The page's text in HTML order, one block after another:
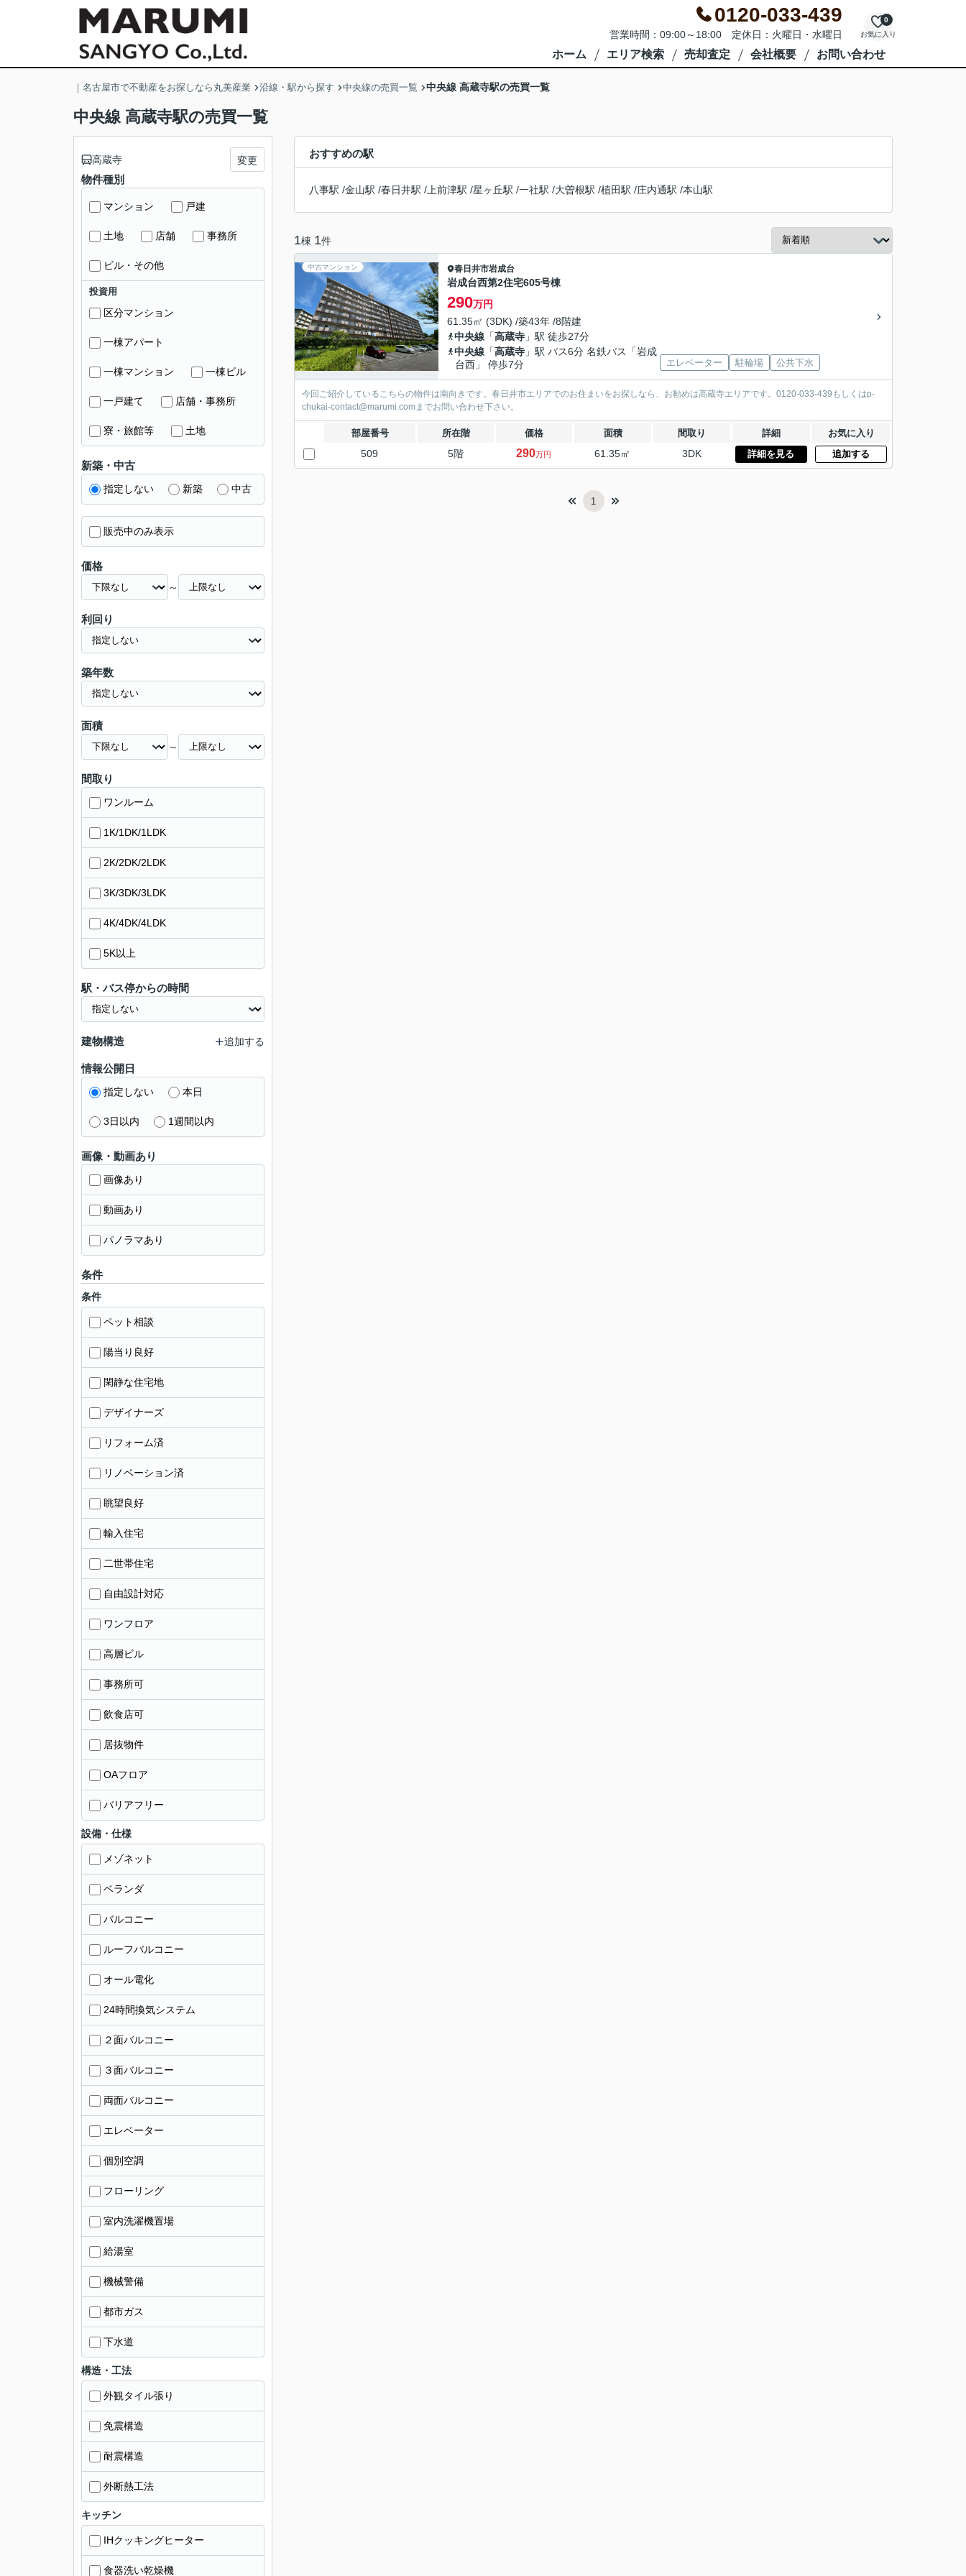
0120-033-439
営業時間：09:00～18:00 定休日：火曜日・水曜日 お気に入り
0
ホーム エリア検索 売却査定 会社概要 お問い合わせ
｜名古屋市で不動産をお探しなら丸美産業 沿線・駅から探す 中央線の売買一覧 中央線 高蔵寺駅の売買一覧
中央線 高蔵寺駅の売買一覧
おすすめの駅
八事駅 /金山駅 /春日井駅 / 上前津駅 /星ヶ丘駅 /一社駅 /大曽根駅 /植田駅 /庄内通駅 /本山駅
1棟 1件
中古マンション 春日井市岩成台
岩成台西第2住宅605号棟
290万円
61.35㎡ (3DK) /築43年 /8階建
中央線 「高蔵寺 」駅 徒歩27分
中央線 「高蔵寺 」駅 バス6分 名鉄バス「岩成
台西」 停歩7分
エレベーター 駐輪場 公共下水
今回ご紹介しているこちらの物件は南向きです。春日井市エリアでのお住まいをお探しなら、お勧めは高蔵寺エリアです。0120-033-439もしくはp-
chukai-contact@marumi.comまでお問い合わせ下さい。
部屋番号 所在階 価格 面積 間取り 詳細 お気に入り
509 5階 290万円 61.35㎡ 3DK 詳細を見る 追加する
1
高蔵寺 変更
物件種別
マンション 戸建
土地 店舗 事務所
ビル・その他
投資用
区分マンション
一棟アパート
一棟マンション 一棟ビル
一戸建て 店舗・事務所
寮・旅館等 土地
新築・中古
指定しない 新築 中古
販売中のみ表示
価格
～
利回り
築年数
面積
～
間取り
ワンルーム
1K/1DK/1LDK
2K/2DK/2LDK
3K/3DK/3LDK
4K/4DK/4LDK
5K以上
駅・バス停からの時間
建物構造 追加する
情報公開日
指定しない 本日
3日以内 1週間以内
画像・動画あり
画像あり
動画あり
パノラマあり
条件
条件
ペット相談
陽当り良好
閑静な住宅地
デザイナーズ
リフォーム済
リノベーション済
眺望良好
輸入住宅
二世帯住宅
自由設計対応
ワンフロア
高層ビル
事務所可
飲食店可
居抜物件
OAフロア
バリアフリー
設備・仕様
メゾネット
ベランダ
バルコニー
ルーフバルコニー
オール電化
24時間換気システム
２面バルコニー
３面バルコニー
両面バルコニー
エレベーター
個別空調
フローリング
室内洗濯機置場
給湯室
機械警備
都市ガス
下水道
構造・工法
外観タイル張り
免震構造
耐震構造
外断熱工法
キッチン
IHクッキングヒーター
食器洗い乾燥機